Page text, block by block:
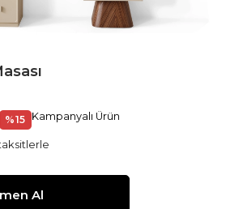
%15
İndirim
Kampanyalı Ürün